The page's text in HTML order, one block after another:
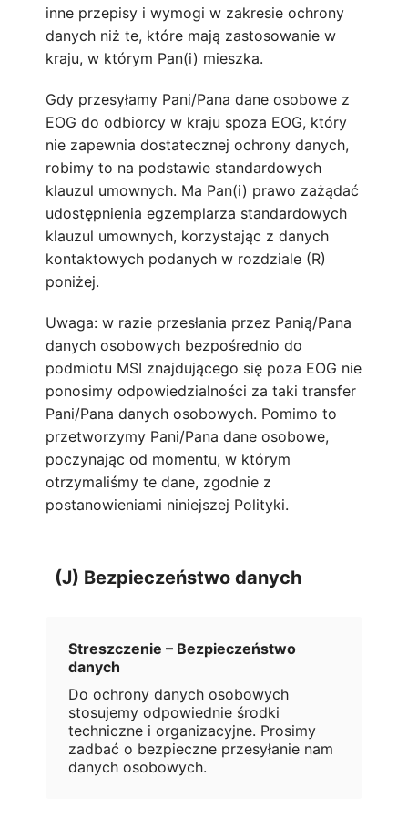
inne przepisy i wymogi w zakresie ochrony
danych niż te, które mają zastosowanie w
kraju, w którym Pan(i) mieszka.
Gdy przesyłamy Pani/Pana dane osobowe z
EOG do odbiorcy w kraju spoza EOG, który
nie zapewnia dostatecznej ochrony danych,
robimy to na podstawie standardowych
klauzul umownych. Ma Pan(i) prawo zażądać
udostępnienia egzemplarza standardowych
klauzul umownych, korzystając z danych
kontaktowych podanych w rozdziale (R)
poniżej.
Uwaga: w razie przesłania przez Panią/Pana
danych osobowych bezpośrednio do
podmiotu MSI znajdującego się poza EOG nie
ponosimy odpowiedzialności za taki transfer
Pani/Pana danych osobowych. Pomimo to
przetworzymy Pani/Pana dane osobowe,
poczynając od momentu, w którym
otrzymaliśmy te dane, zgodnie z
postanowieniami niniejszej Polityki.
(J) Bezpieczeństwo danych
Streszczenie – Bezpieczeństwo
danych
Do ochrony danych osobowych
stosujemy odpowiednie środki
techniczne i organizacyjne. Prosimy
zadbać o bezpieczne przesyłanie nam
danych osobowych.